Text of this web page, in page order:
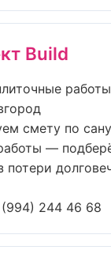
Build
смету по
—
потери
244 46 68